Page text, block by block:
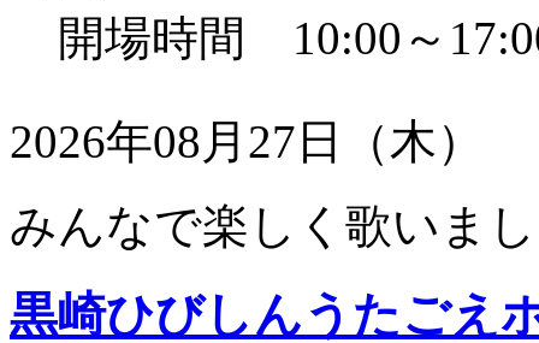
開場時間 10:00～
2026年08月27日（木）
みんなで楽しく歌いま
黒崎ひびしんうたごえ